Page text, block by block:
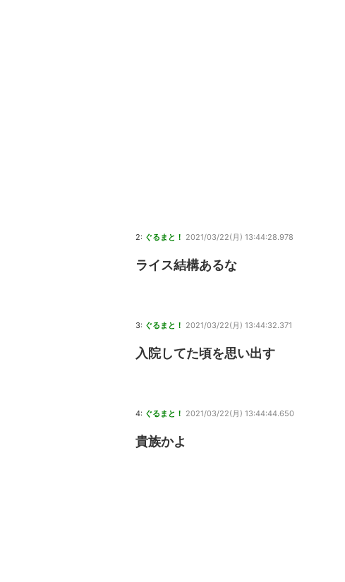
2: ぐるまと！ 2021/03/22(月) 13:44:28.978
ライス結構あるな
3: ぐるまと！ 2021/03/22(月) 13:44:32.371
入院してた頃を思い出す
4: ぐるまと！ 2021/03/22(月) 13:44:44.650
貴族かよ